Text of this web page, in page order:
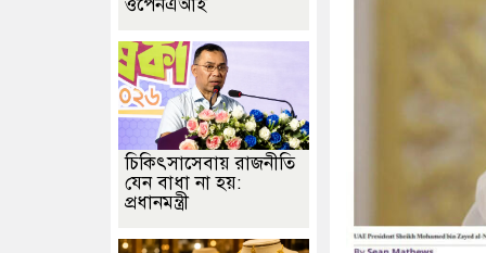
ওপেনএআই
চিকিৎসাসেবায় রাজনীতি
যেন বাধা না হয়:
প্রধানমন্ত্রী